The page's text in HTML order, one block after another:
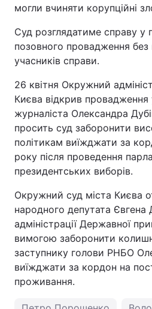
могли вчиняти корупційні
Суд розглядатиме справу у
позовного провадження без
учасників справи.
26 квітня Окружний
Києва відкрив провадження
журналіста Олександра
просить суд заборонити
політикам виїжджати за
року після проведення
президентських виборів.
Окружний суд міста Києва
народного депутата
адміністрації Державної
вимогою заборонити
заступнику голови РНБО
виїжджати за кордон на
проживання.